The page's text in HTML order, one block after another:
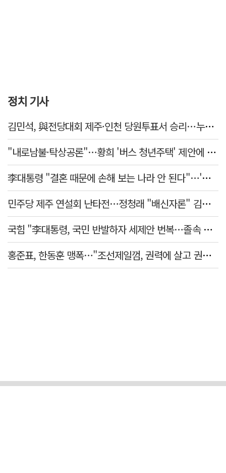
정치 기사
김민석, 與전당대회 제주·인천 당원투표서 승리…누적 득표는 '초박빙'
"내로남불·탁상공론"…황희 '버스 청년주택' 제안에 與 내부서도 쓴소리
李대통령 "결혼 때문에 손해 보는 나라 안 된다"…'결혼 페널티' 22개 손본다
민주당 제주 연설회 난타전…정청래 "배신자론" 김민석 "관리 무능"
국힘 "李대통령, 국민 반발하자 세제안 번복…졸속 국정 즉각 중단"
홍준표, 한동훈 맹폭…"조선제일껌, 권력에 살고 권력에 죽었다"